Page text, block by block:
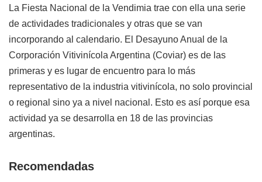
La Fiesta Nacional de la Vendimia trae con ella una serie
de actividades tradicionales y otras que se van
incorporando al calendario. El Desayuno Anual de la
Corporación Vitivinícola Argentina (Coviar) es de las
primeras y es lugar de encuentro para lo más
representativo de la industria vitivinícola, no solo provincial
o regional sino ya a nivel nacional. Esto es así porque esa
actividad ya se desarrolla en 18 de las provincias
argentinas.
Recomendadas